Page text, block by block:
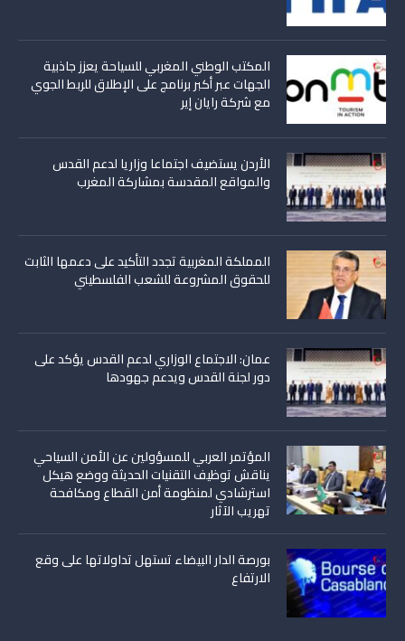
المكتب الوطني المغربي للسياحة يعزز جاذبية
الجهات عبر أكبر برنامج على الإطلاق للربط الجوي
مع شركة رايان إير
الأردن يستضيف اجتماعا وزاريا لدعم القدس
والمواقع المقدسة بمشاركة المغرب
المملكة المغربية تجدد التأكيد على دعمها الثابت
للحقوق المشروعة للشعب الفلسطيني
عمان: الاجتماع الوزاري لدعم القدس يؤكد على
دور لجنة القدس ويدعم جهودها
المؤتمر العربي للمسؤولين عن الأمن السياحي
يناقش توظيف التقنيات الحديثة ووضع هيكل
استرشادي لمنظومة أمن القطاع ومكافحة
تهريب الآثار
بورصة الدار البيضاء تستهل تداولاتها على وقع
الارتفاع